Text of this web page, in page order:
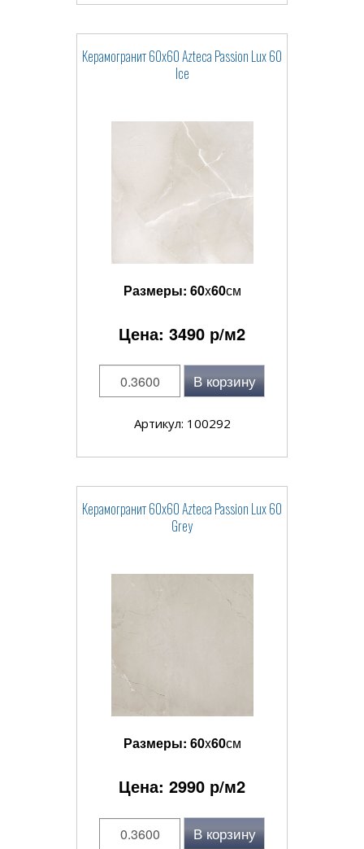
Керамогранит 60x60 Azteca Passion Lux 60
Ice
Размеры: 60x60см
Цена: 3490 р/м2
В корзину
Артикул: 100292
Керамогранит 60x60 Azteca Passion Lux 60
Grey
Размеры: 60x60см
Цена: 2990 р/м2
В корзину